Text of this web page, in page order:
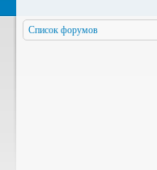
Список форумов